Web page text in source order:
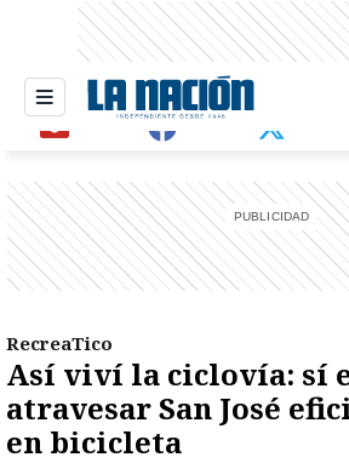
RecreaTico
Así viví la ciclovía: sí
atravesar San José
en bicicleta